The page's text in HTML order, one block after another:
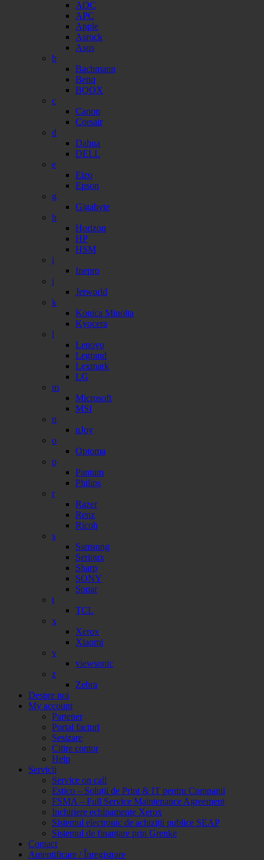
AOC
APC
Apple
Asrock
Asus
b
Bachmann
Benq
BOOX
c
Canon
Corsair
d
Dahua
DELL
e
Eizo
Epson
g
Gigabyte
h
Horizon
HP
HSM
i
Inepro
j
Jetworld
k
Konica Minolta
Kyocera
l
Lenovo
Legrand
Lexmark
LG
m
Microsoft
MSI
n
nJoy
o
Optoma
p
Pantum
Philips
r
Razer
Renz
Ricoh
s
Samsung
Serioux
Sharp
SONY
Sopar
t
TCL
x
Xerox
Xiaomi
v
viewsonic
z
Zebra
Despre noi
My account
Partener
Portal facturi
Sesizare
Citire contor
Help
Servicii
Service on call
Estico – Soluții de Print & IT pentru Companii
FSMA – Full Service Maintenance Agreement
Inchiriere echipamente Xerox
Sistemul electronic de achiziții publice SEAP
Sistemul de finanțare prin Grenke
Contact
Autentificare / Înregistrare